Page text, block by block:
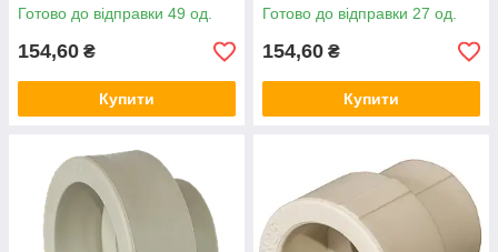
Готово до відправки 49 од.
154,60 ₴
Купити
Готово до відправки 27 од.
154,60 ₴
Купити